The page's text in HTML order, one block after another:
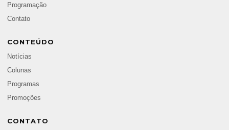
Programação
Contato
CONTEÚDO
Notícias
Colunas
Programas
Promoções
CONTATO